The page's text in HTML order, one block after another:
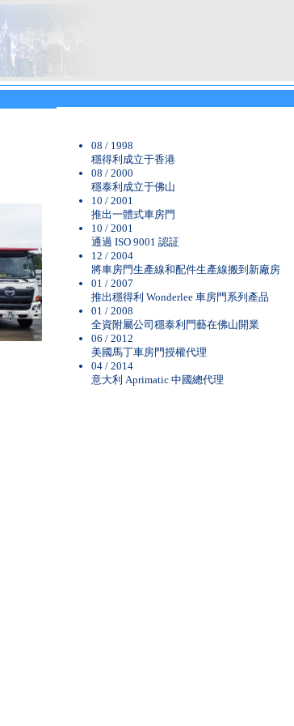
08 / 1998
穩得利成立于香港
08 / 2000
穩泰利成立于佛山
10 / 2001
推出一體式車房門
10 / 2001
通過 ISO 9001 認証
12 / 2004
將車房門生產線和配件生產線搬到新廠房
01 / 2007
推出穩得利 Wonderlee 車房門系列產品
01 / 2008
全資附屬公司穩泰利門藝在佛山開業
06 / 2012
美國馬丁車房門授權代理
04 / 2014
意大利 Aprimatic 中國總代理